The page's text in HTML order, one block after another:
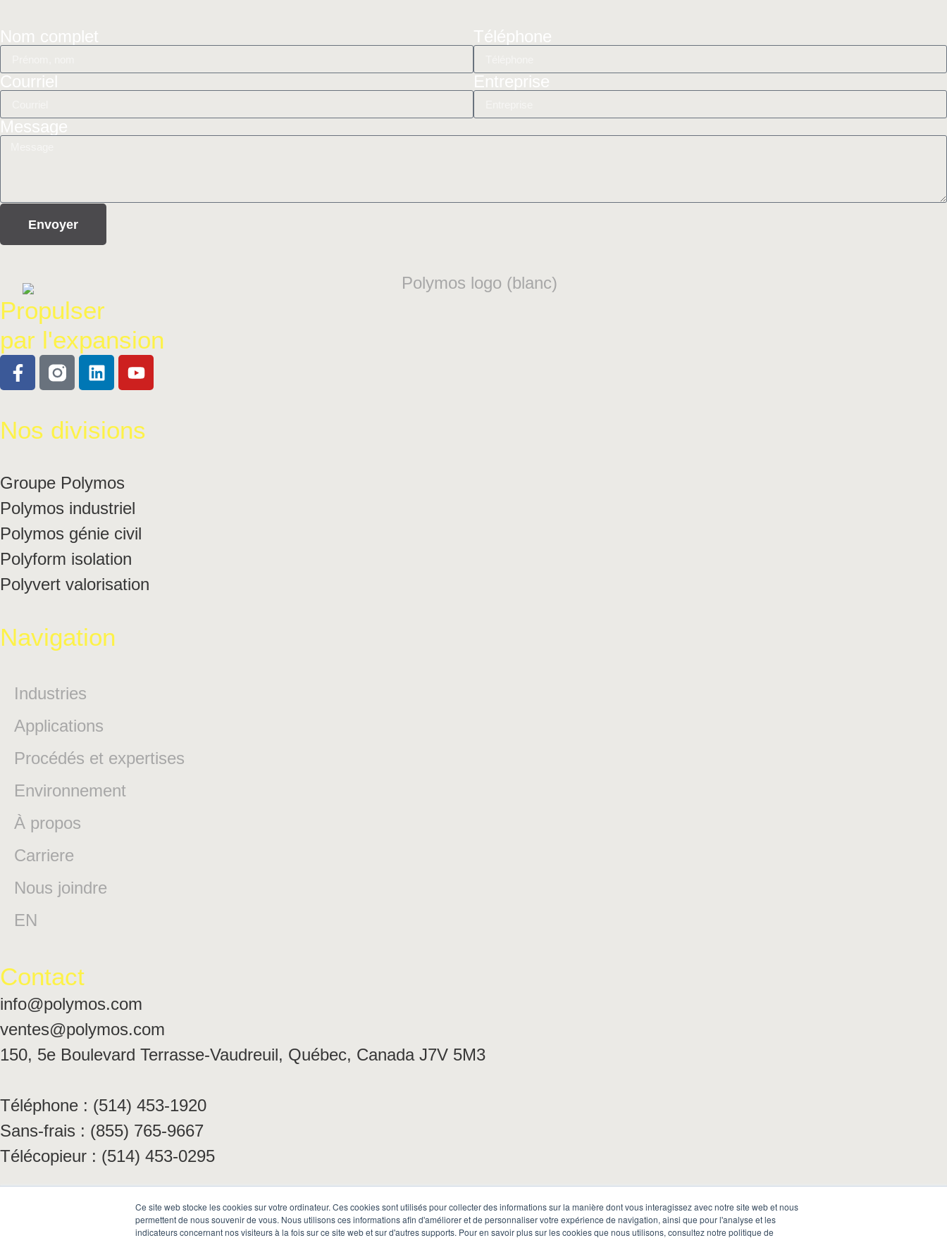
Ce site web stocke les cookies sur votre ordinateur. Ces cookies sont utilisés pour collecter des informations sur la manière dont vous interagissez avec notre site web et nous
permettent de nous souvenir de vous. Nous utilisons ces informations afin d'améliorer et de personnaliser votre expérience de navigation, ainsi que pour l'analyse et les
indicateurs concernant nos visiteurs à la fois sur ce site web et sur d'autres supports. Pour en savoir plus sur les cookies que nous utilisons, consultez notre politique de
Nom complet Téléphone
Courriel Entreprise
Message
Envoyer
Propulser
par l'expansion
Nos divisions
Groupe Polymos
Polymos industriel
Polymos génie civil
Polyform isolation
Polyvert valorisation
Navigation
Industries
Applications
Procédés et expertises
Environnement
À propos
Carriere
Nous joindre
EN
Contact
info@polymos.com
ventes@polymos.com
150, 5e Boulevard Terrasse-Vaudreuil, Québec, Canada J7V 5M3
Téléphone : (514) 453-1920
Sans-frais : (855) 765-9667
Télécopieur : (514) 453-0295
Groupe Polymos © Site web parSolutions M